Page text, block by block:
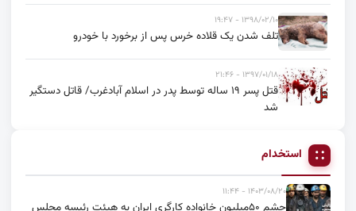
۱۳۹۸/۰۲/۱۰ - ۱۹:۴۷
تلف شدن یک قلاده خرس پس از برخورد با خودرو
۱۳۹۷/۰۱/۱۸ - ۲۱:۴۶
قتل پسر ۱۹ ساله توسط پدر در اسلام آبادغرب/ قاتل دستگیر
شد
استخدام
۱۴۰۳/۰۸/۲۰ - ۱۱:۴۴
چشم ۵۰میلیون خانواده کارگری ایران به هیئت رئیسه مجلس